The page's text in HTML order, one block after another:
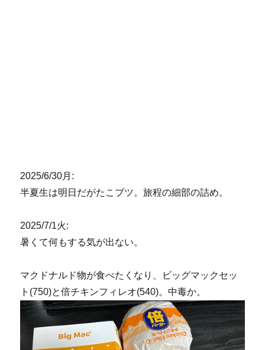
2025/6/30月:
半夏生は明日だがたこブツ。旅程の細部の詰め。
2025/7/1火:
暑くて何もする気が出ない。
マクドナルド物が食べたくなり、ビッグマックセッ
ト(750)と倍チキンフィレオ(540)。中毒か。